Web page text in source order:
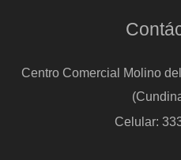
Centro Comercial Molino
Celular: